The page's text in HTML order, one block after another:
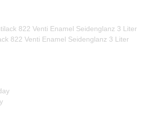
822 Venti Enamel Seidenglanz 3 Liter